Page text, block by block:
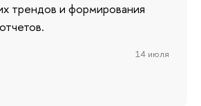
трендов и формирования
14 июля